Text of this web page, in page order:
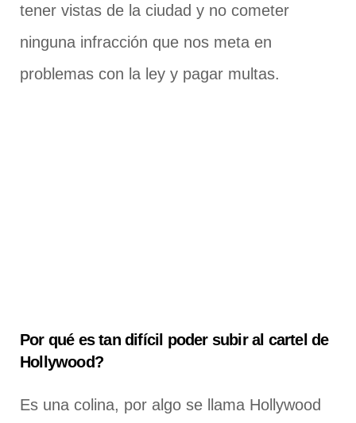
tener vistas de la ciudad y no cometer
ninguna infracción que nos meta en
problemas con la ley y pagar multas.
Por qué es tan difícil poder subir al cartel de
Hollywood?
Es una colina, por algo se llama Hollywood